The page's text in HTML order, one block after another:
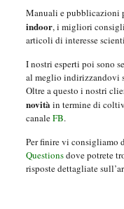
Manuali e pubblicazioni
indoor, i migliori
articoli di interesse
I nostri esperti poi sono
al meglio indirizzandovi
Oltre a questo i nostri
novitàin termine di
canaleFB.
Per finire vi consigliamo
Questionsdove potrete
risposte dettagliate